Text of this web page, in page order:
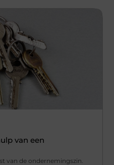
van een
van de ondernemingszin.